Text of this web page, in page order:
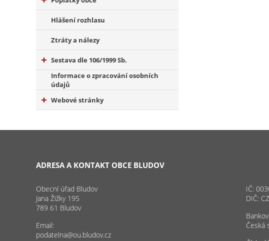
Hlášení rozhlasu
Ztráty a nálezy
Sestava dle 106/1999 Sb.
Informace o zpracování osobních
údajů
Webové stránky
ADRESA A KONTAKT OBCE BLUDOV
Obecní úřad Bludov
Jana Žižky 195
789 61 Bludov
Email:
podatelna@ou.bludov.cz
IČ:
DIČ:
Česká